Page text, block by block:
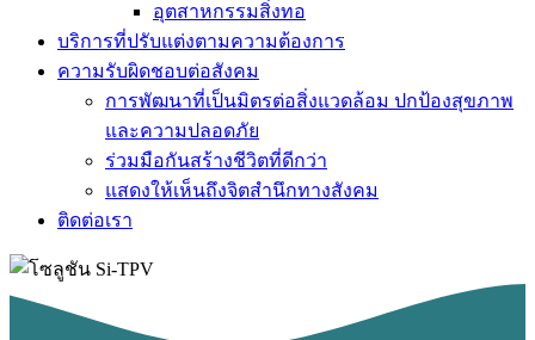
อุตสาหกรรมสิ่งทอ
บริการที่ปรับแต่งตามความต้องการ
ความรับผิดชอบต่อสังคม
การพัฒนาที่เป็นมิตรต่อสิ่งแวดล้อม ปกป้องสุขภาพ
และความปลอดภัย
ร่วมมือกันสร้างชีวิตที่ดีกว่า
แสดงให้เห็นถึงจิตสำนึกทางสังคม
ติดต่อเรา